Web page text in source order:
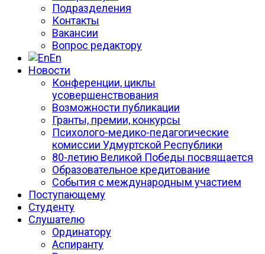
Подразделения
Контакты
Вакансии
Вопрос редактору
En
Новости
Конференции, циклы
усовершенствования
Возможности публикации
Гранты, премии, конкурсы
Психолого-медико-педагогические
комиссии Удмуртской Республики
80-летию Великой Победы посвящается
Образовательное кредитование
События с международным участием
Поступающему
Студенту
Слушателю
Ординатору
Аспиранту